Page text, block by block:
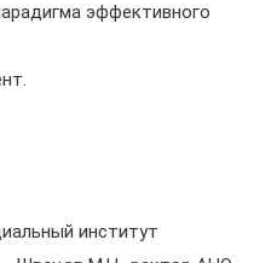
эффективного
институт